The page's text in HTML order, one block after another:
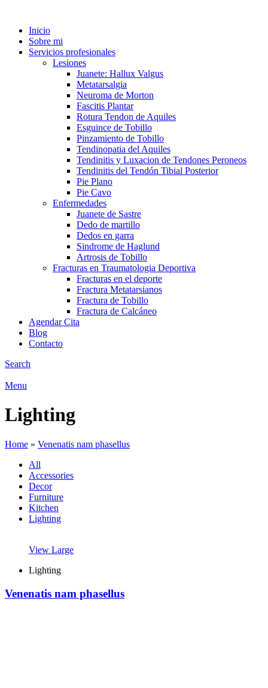
Inicio
Sobre mi
Servicios profesionales
Lesiones
Juanete: Hallux Valgus
Metatarsalgia
Neuroma de Morton
Fascitis Plantar
Rotura Tendon de Aquiles
Esguince de Tobillo
Pinzamiento de Tobillo
Tendinopatia del Aquiles
Tendinitis y Luxacion de Tendones Peroneos
Tendinitis del Tendón Tibial Posterior
Pie Plano
Pie Cavo
Enfermedades
Juanete de Sastre
Dedo de martillo
Dedos en garra
Sindrome de Haglund
Artrosis de Tobillo
Fracturas en Traumatologia Deportiva
Fracturas en el deporte
Fractura Metatarsianos
Fractura de Tobillo
Fractura de Calcáneo
Agendar Cita
Blog
Contacto
Search
Menu
Lighting
Home » Venenatis nam phasellus
All
Accessories
Decor
Furniture
Kitchen
Lighting
View Large
Lighting
Venenatis nam phasellus